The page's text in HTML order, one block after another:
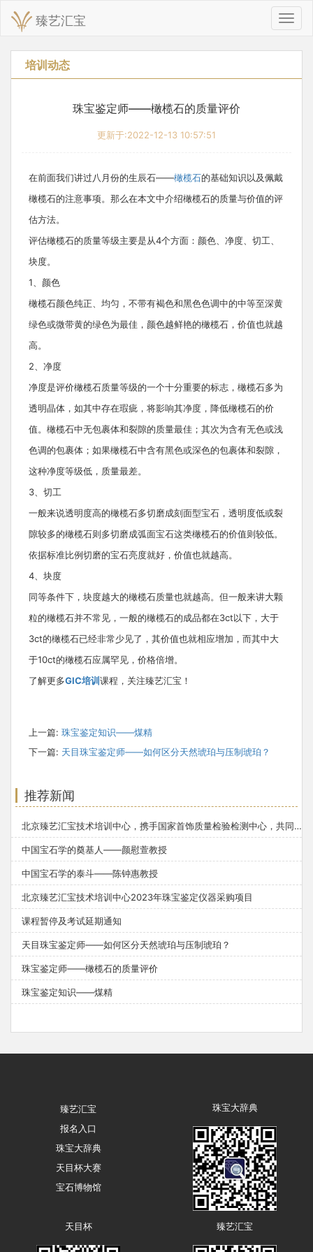
切
换
臻艺汇宝
培训动态
珠宝鉴定师——橄榄石的质量评价
更新于:2022-12-13 10:57:51
在前面我们讲过八月份的生辰石——橄榄石的基础知识以及佩戴
橄榄石的注意事项。那么在本文中介绍橄榄石的质量与价值的评
估方法。
评估橄榄石的质量等级主要是从4个方面：颜色、净度、切工、
块度。
1、颜色
橄榄石颜色纯正、均匀，不带有褐色和黑色色调中的中等至深黄
绿色或微带黄的绿色为最佳，颜色越鲜艳的橄榄石，价值也就越
高。
2、净度
净度是评价橄榄石质量等级的一个十分重要的标志，橄榄石多为
透明晶体，如其中存在瑕疵，将影响其净度，降低橄榄石的价
值。橄榄石中无包裹体和裂隙的质量最佳；其次为含有无色或浅
色调的包裹体；如果橄榄石中含有黑色或深色的包裹体和裂隙，
这种净度等级低，质量最差。
3、切工
一般来说透明度高的橄榄石多切磨成刻面型宝石，透明度低或裂
隙较多的橄榄石则多切磨成弧面宝石这类橄榄石的价值则较低。
依据标准比例切磨的宝石亮度就好，价值也就越高。
4、块度
同等条件下，块度越大的橄榄石质量也就越高。但一般来讲大颗
粒的橄榄石并不常见，一般的橄榄石的成品都在3ct以下，大于
3ct的橄榄石已经非常少见了，其价值也就相应增加，而其中大
于10ct的橄榄石应属罕见，价格倍增。
了解更多GIC培训课程，关注臻艺汇宝！
上一篇: 珠宝鉴定知识——煤精
下一篇: 天目珠宝鉴定师——如何区分天然琥珀与压制琥珀？
推荐新闻
北京臻艺汇宝技术培训中心，携手国家首饰质量检验检测中心，共同培养英国宝石协会(gem-A)FGA/DGA珠宝鉴定师
中国宝石学的奠基人——颜慰萱教授
中国宝石学的泰斗——陈钟惠教授
北京臻艺汇宝技术培训中心2023年珠宝鉴定仪器采购项目
课程暂停及考试延期通知
天目珠宝鉴定师——如何区分天然琥珀与压制琥珀？
珠宝鉴定师——橄榄石的质量评价
珠宝鉴定知识——煤精
臻艺汇宝
报名入口
珠宝大辞典
天目杯大赛
宝石博物馆
珠宝大辞典
天目杯 臻艺汇宝